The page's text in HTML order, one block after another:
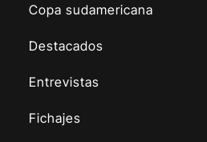
Copa sudamericana
Destacados
Entrevistas
Fichajes